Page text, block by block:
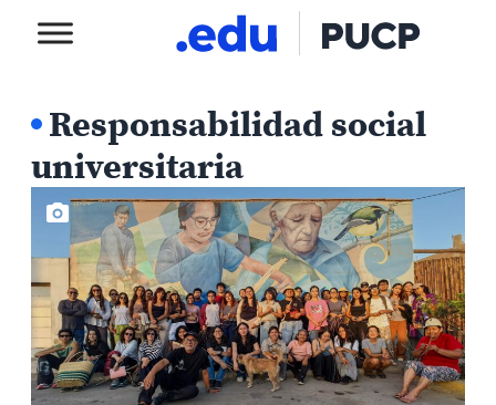
Responsabilidad social
universitaria